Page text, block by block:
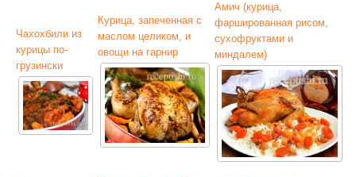
Чахохбили из
курицы по-
грузински
Курица, запеченная с
маслом целиком, и
овощи на гарнир
Амич (курица,
фаршированная рисом,
сухофруктами и
миндалем)